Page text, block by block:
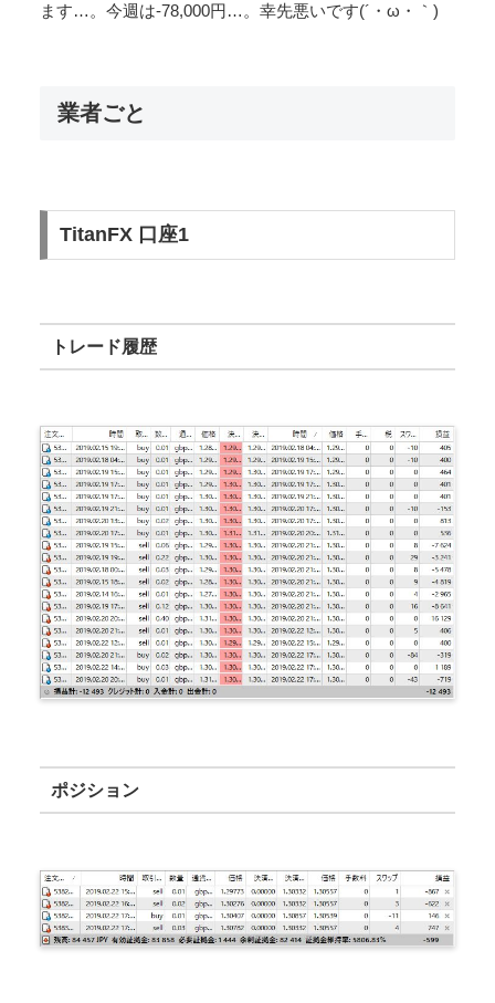
ます…。今週は-78,000円…。幸先悪いです(´・ω・｀)
業者ごと
TitanFX 口座1
トレード履歴
ポジション